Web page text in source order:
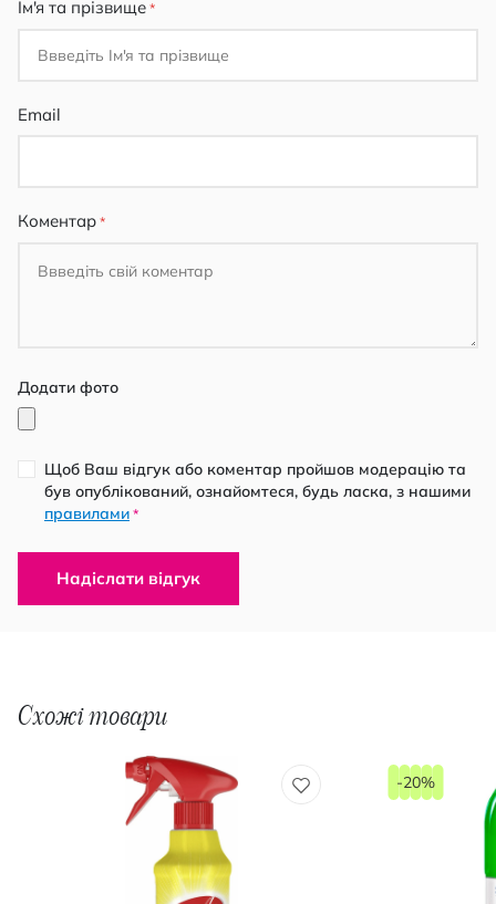
Ім'я та прізвище
Email
Коментар
Додати фото
Щоб Ваш відгук або коментар пройшов модерацію та
був опублікований, ознайомтеся, будь ласка, з нашими
правилами *
Надіслати відгук
Схожі товари
-20%